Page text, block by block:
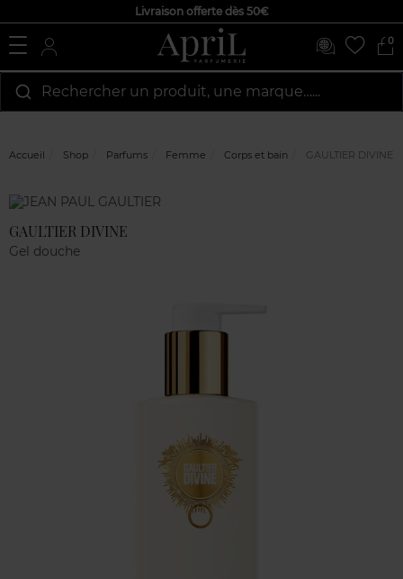
Livraison offerte dès 50€
0
Rechercher un produit, une marque…...
Accueil Shop Parfums Femme Corps et bain GAULTIER DIVINE
Marque
GAULTIER DIVINE
Gel douche